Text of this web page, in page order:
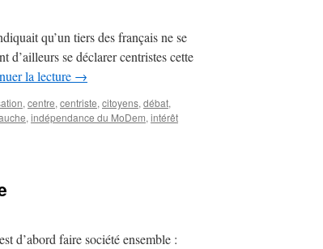
qu’un tiers des français ne se
d’ailleurs se déclarer centristes cette
la lecture →
, centre, centriste, citoyens, débat,
, indépendance du MoDem, intérêt
d’abord faire société ensemble :